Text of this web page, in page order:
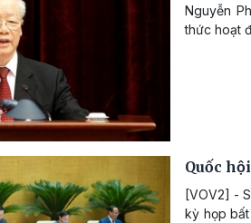
Nguyễn
thức hoạt
Quốc
[VOV2] -
kỳ họp